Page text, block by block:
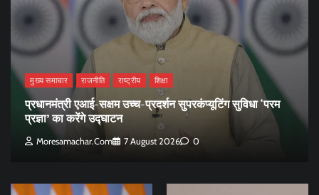
मुख्य समाचार राजनीति राष्ट्रीय शिक्षा
प्रधानमंत्री एआई-सक्षम उच्च-प्रदर्शन सुपरकंप्यूटिंग सुविधा ‘परम
प्रज्ञा’ का करेंगे उद्घाटन
Moresamachar.com 7 August 2026 0